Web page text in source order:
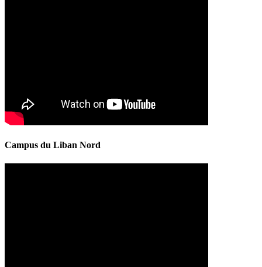
Campus du Liban Nord